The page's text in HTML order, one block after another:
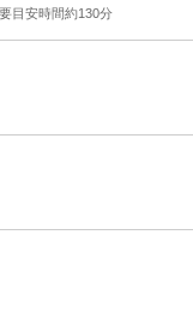
目安時間約130分